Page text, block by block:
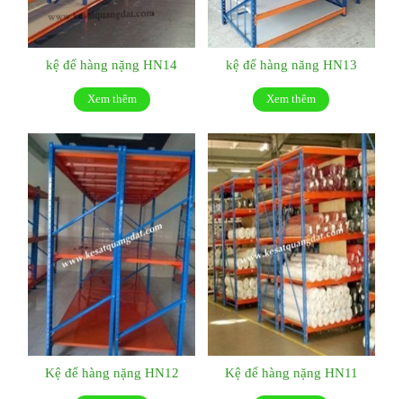
kệ để hàng nặng HN14
Xem thêm
kệ để hàng năng HN13
Xem thêm
Kệ để hàng nặng HN12 Kệ để hàng nặng HN11